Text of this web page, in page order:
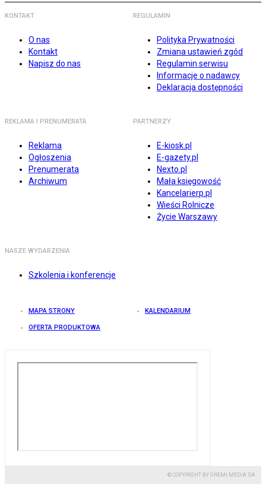
KONTAKT
O nas
Kontakt
Napisz do nas
REGULAMIN
Polityka Prywatności
Zmiana ustawień zgód
Regulamin serwisu
Informacje o nadawcy
Deklaracja dostępności
REKLAMA I PRENUMERATA
Reklama
Ogłoszenia
Prenumerata
Archiwum
PARTNERZY
E-kiosk.pl
E-gazety.pl
Nexto.pl
Mała księgowość
Kancelarierp.pl
Wieści Rolnicze
Życie Warszawy
NASZE WYDARZENIA
Szkolenia i konferencje
MAPA STRONY KALENDARIUM
OFERTA PRODUKTOWA
© COPYRIGHT BY GREMI MEDIA SA